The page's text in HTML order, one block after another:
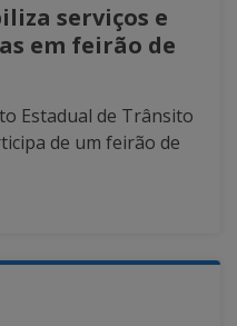
serviços e
em feirão de
Estadual de Trânsito
de um feirão de